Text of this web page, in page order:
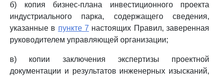
б) копия бизнес-плана инвестиционного проекта
индустриального парка, содержащего сведения,
указанные в пункте 7 настоящих Правил, заверенная
руководителем управляющей организации;
в) копии заключения экспертизы проектной
документации и результатов инженерных изысканий,